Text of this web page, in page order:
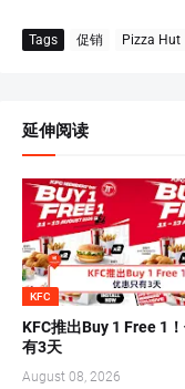
Tags 促销 Pizza Hut
延伸阅读
KFC
KFC推出Buy 1 Free 1
有3天
August 08, 2026